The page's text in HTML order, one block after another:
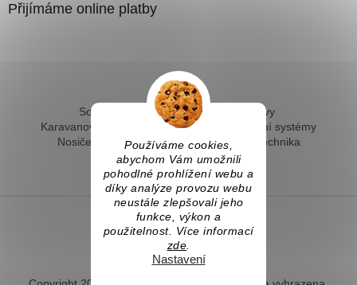
Používáme cookies,
abychom Vám umožnili
pohodlné prohlížení webu a
díky analýze provozu webu
neustále zlepšovali jeho
funkce, výkon a
použitelnost. Více informací
zde.
Nastavení
Přijímáme online platby
Solární ohřev vody - kompletní sestavy
Karavanové solární systémy
Ostrovní solární systémy
Nosiče kol na tažné
Hevery a dílenská technika
Fotovoltaický ohřev vody
Vytvořil Shoptet